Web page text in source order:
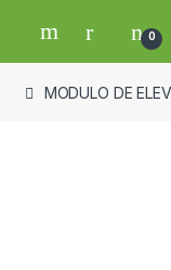
0
MODULO DE